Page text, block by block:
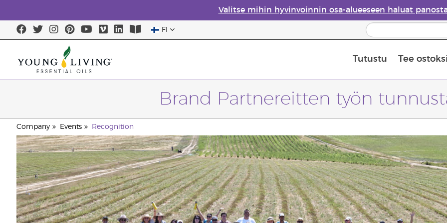
Valitse mihin hyvinvoinnin osa-alueeseen haluat
FI
Tutustu Tee
Brand Partnereitten työn
Company Events Recognition